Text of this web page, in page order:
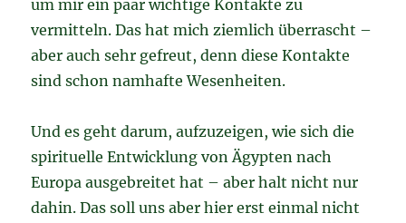
um mir ein paar wichtige Kontakte zu
vermitteln. Das hat mich ziemlich überrascht –
aber auch sehr gefreut, denn diese Kontakte
sind schon namhafte Wesenheiten.
Und es geht darum, aufzuzeigen, wie sich die
spirituelle Entwicklung von Ägypten nach
Europa ausgebreitet hat – aber halt nicht nur
dahin. Das soll uns aber hier erst einmal nicht